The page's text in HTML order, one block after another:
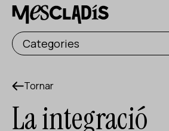
Productora social
Productora
Productora d'ocupació
Productora de
Categories
Tornar
La integració